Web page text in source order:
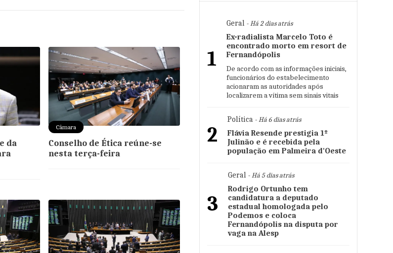
da
Câmara
Conselho de Ética reúne-se
nesta terça-feira
1
Geral - Há 2 dias atrás
Ex-radialista Marcelo Toto é
encontrado morto em resort de
Fernandópolis
De acordo com as informações iniciais,
funcionários do estabelecimento
acionaram as autoridades após
localizarem a vítima sem sinais vitais
2
Política - Há 6 dias atrás
Flávia Resende prestigia 1º
Julinão e é recebida pela
população em Palmeira d'Oeste
3
Geral - Há 5 dias atrás
Rodrigo Ortunho tem
candidatura a deputado
estadual homologada pelo
Podemos e coloca
Fernandópolis na disputa por
vaga na Alesp